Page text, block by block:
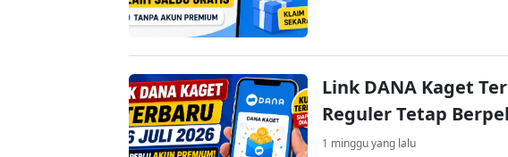
Link DANA Kaget
Reguler Tetap
1 minggu yang lalu